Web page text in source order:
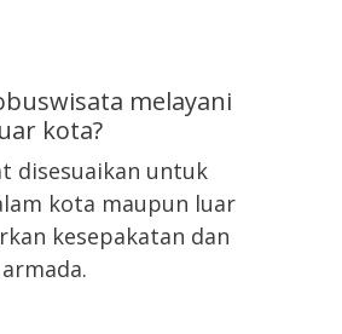
melayani
kota?
disesuaikan untuk
kota maupun luar
kesepakatan dan